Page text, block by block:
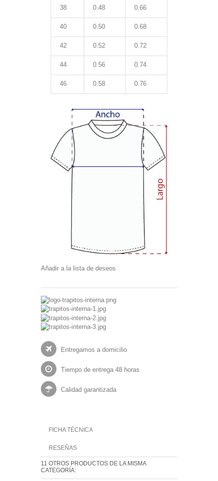
38 0.48 0.66
40 0.50 0.68
42 0.52 0.72
44 0.56 0.74
46 0.58 0.76
Añadir a la lista de deseos
Entregamos a domicilio
Tiempo de entrega 48 horas
Calidad garantizada
FICHA TÉCNICA
RESEÑAS
11 OTROS PRODUCTOS DE LA MISMA
CATEGORÍA: